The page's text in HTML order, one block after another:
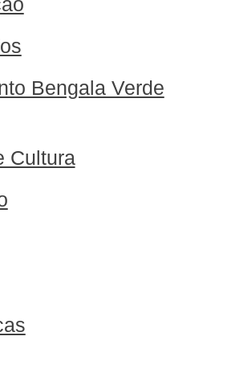
Bengala Verde
Cultura